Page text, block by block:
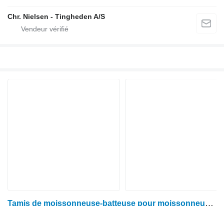
Chr. Nielsen - Tingheden A/S
Tamis de moissonneuse-batteuse pour moissonneuse-batteuse John Deere 9540